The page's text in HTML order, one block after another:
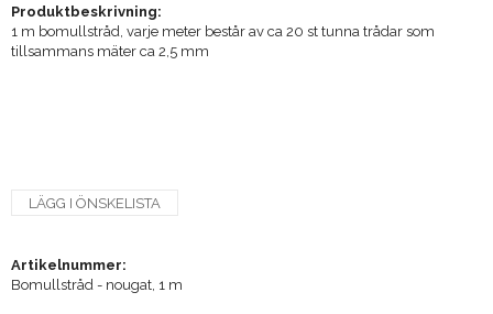
Produktbeskrivning:
1 m bomullstråd, varje meter består av ca 20 st tunna trådar som
tillsammans mäter ca 2,5 mm
LÄGG I ÖNSKELISTA
Artikelnummer:
Bomullstråd - nougat, 1 m